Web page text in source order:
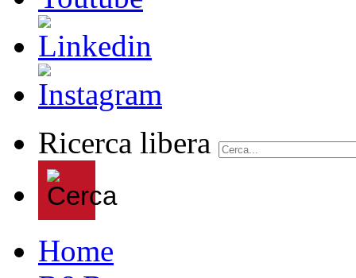
Ricerca libera
Home